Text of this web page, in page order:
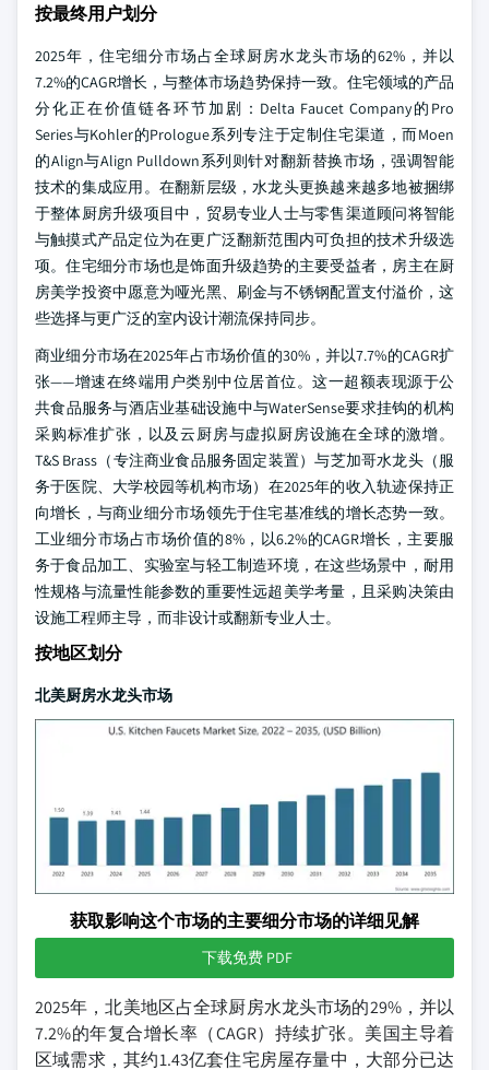
按最终用户划分
2025年，住宅细分市场占全球厨房水龙头市场的62%，并以
7.2%的CAGR增长，与整体市场趋势保持一致。住宅领域的产品
分化正在价值链各环节加剧：Delta Faucet Company的Pro
Series与Kohler的Prologue系列专注于定制住宅渠道，而Moen
的Align与Align Pulldown系列则针对翻新替换市场，强调智能
技术的集成应用。在翻新层级，水龙头更换越来越多地被捆绑
于整体厨房升级项目中，贸易专业人士与零售渠道顾问将智能
与触摸式产品定位为在更广泛翻新范围内可负担的技术升级选
项。住宅细分市场也是饰面升级趋势的主要受益者，房主在厨
房美学投资中愿意为哑光黑、刷金与不锈钢配置支付溢价，这
些选择与更广泛的室内设计潮流保持同步。
商业细分市场在2025年占市场价值的30%，并以7.7%的CAGR扩
张——增速在终端用户类别中位居首位。这一超额表现源于公
共食品服务与酒店业基础设施中与WaterSense要求挂钩的机构
采购标准扩张，以及云厨房与虚拟厨房设施在全球的激增。
T&S Brass（专注商业食品服务固定装置）与芝加哥水龙头（服
务于医院、大学校园等机构市场）在2025年的收入轨迹保持正
向增长，与商业细分市场领先于住宅基准线的增长态势一致。
工业细分市场占市场价值的8%，以6.2%的CAGR增长，主要服
务于食品加工、实验室与轻工制造环境，在这些场景中，耐用
性规格与流量性能参数的重要性远超美学考量，且采购决策由
设施工程师主导，而非设计或翻新专业人士。
按地区划分
北美厨房水龙头市场
获取影响这个市场的主要细分市场的详细见解
下载免费 PDF
2025年，北美地区占全球厨房水龙头市场的29%，并以
7.2%的年复合增长率（CAGR）持续扩张。美国主导着
区域需求，其约1.43亿套住宅房屋存量中，大部分已达